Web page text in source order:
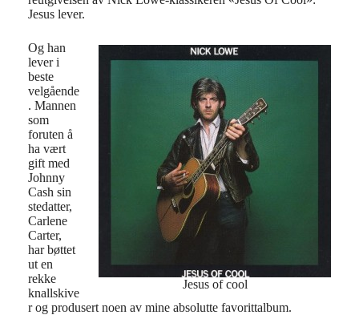
Jesus lever.
Jesus of cool
Og han
lever i
beste
velgående
. Mannen
som
foruten å
ha vært
gift med
Johnny
Cash sin
stedatter,
Carlene
Carter,
har bøttet
ut en
rekke
knallskive
r og produsert noen av mine absolutte favorittalbum.